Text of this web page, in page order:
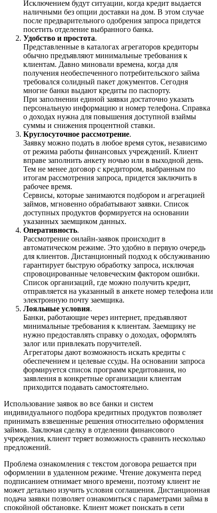
Исключением будут ситуации, когда кредит выдается
наличными без опции доставки на дом. В этом случае
после предварительного одобрения запроса придется
посетить отделение выбранного банка.
Удобство и простота.
Представленные в каталогах агрегаторов кредиторы
обычно предъявляют минимальные требования к
клиентам. Давно миновали времена, когда для
получения необеспеченного потребительского займа
требовался солидный пакет документов. Сегодня
многие банки выдают кредиты по паспорту.
При заполнении единой заявки достаточно указать
персональную информацию и номер телефона. Справка
о доходах нужна для повышения доступной взаймы
суммы и снижения процентной ставки.
Круглосуточное рассмотрение.
Заявку можно подать в любое время суток, независимо
от режима работы финансовых учреждений. Клиент
вправе заполнить анкету ночью или в выходной день.
Тем не менее договор с кредитором, выбранным по
итогам рассмотрения запроса, придется заключить в
рабочее время.
Сервисы, которые занимаются подбором и агрегацией
займов, мгновенно обрабатывают заявки. Список
доступных продуктов формируется на основании
указанных заемщиком данных.
Оперативность.
Рассмотрение онлайн-заявок происходит в
автоматическом режиме. Это удобно в первую очередь
для клиентов. Дистанционный подход к обслуживанию
гарантирует быструю обработку запроса, исключая
спровоцированные человеческим фактором ошибки.
Список организаций, где можно получить кредит,
отправляется на указанный в анкете номер телефона или
электронную почту заемщика.
Лояльные условия.
Банки, работающие через интернет, предъявляют
минимальные требования к клиентам. Заемщику не
нужно предоставлять справку о доходах, оформлять
залог или привлекать поручителей.
Агрегаторы дают возможность искать кредиты с
обеспечением и целевые ссуды. На основании запроса
формируется список программ кредитования, но
заявления в конкретные организации клиентам
приходится подавать самостоятельно.
Использование заявок во все банки и систем
индивидуального подбора кредитных продуктов позволяет
принимать взвешенные решения относительно оформления
займов. Заключая сделку в отделении финансового
учреждения, клиент теряет возможность сравнить несколько
предложений.
Проблема ознакомления с текстом договора решается при
оформлении в удаленном режиме. Чтение документа перед
подписанием отнимает много времени, поэтому клиент не
может детально изучить условия соглашения. Дистанционная
подача заявки позволяет ознакомиться с параметрами займа в
спокойной обстановке. Клиент может поискать в сети